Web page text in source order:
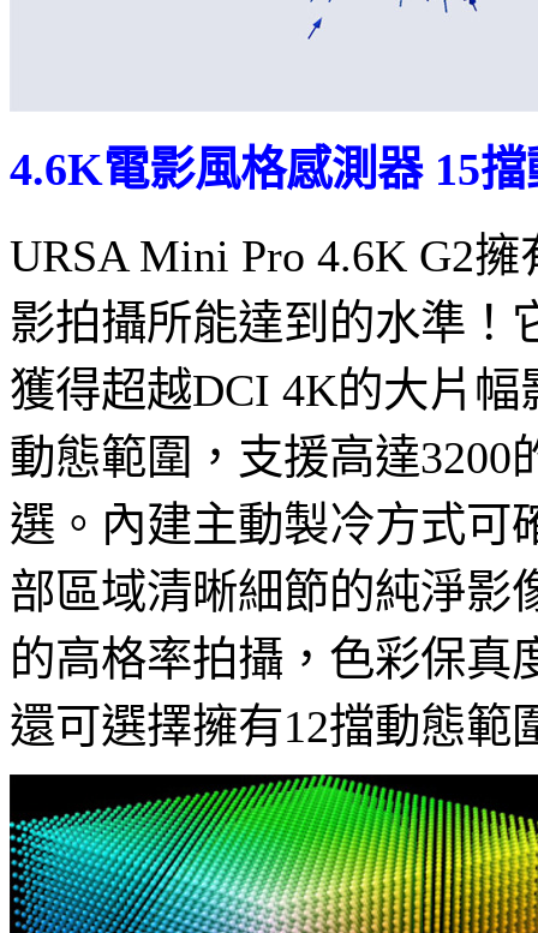
4.6K電影風格感測器 15
URSA Mini Pro 4.6K G2
影拍攝所能達到的水準！
獲得超越DCI 4K的大片
動態範圍，支援高達
選。內建主動製冷方式可
部區域清晰細節的純淨影
的高格率拍攝，色彩保真
還可選擇擁有12擋動態範